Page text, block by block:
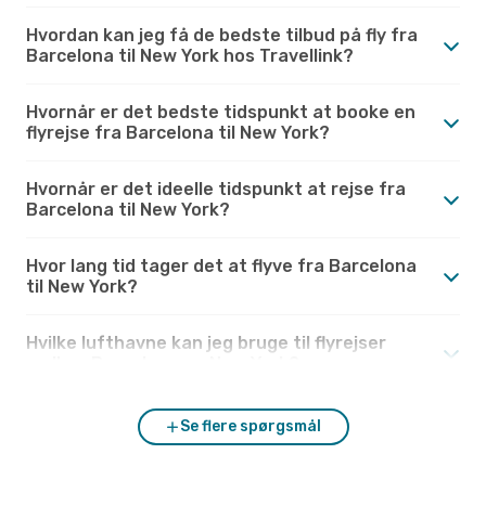
Hvordan kan jeg få de bedste tilbud på fly fra
Barcelona til New York hos Travellink?
Hvornår er det bedste tidspunkt at booke en
flyrejse fra Barcelona til New York?
Hvornår er det ideelle tidspunkt at rejse fra
Barcelona til New York?
Hvor lang tid tager det at flyve fra Barcelona
til New York?
Hvilke lufthavne kan jeg bruge til flyrejser
Se flere spørgsmål